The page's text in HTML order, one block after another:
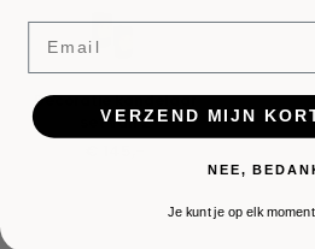
Decoratie kandelaar
set van 2
Email
VERZEND MIJN
NEE,
Je kunt je op elk